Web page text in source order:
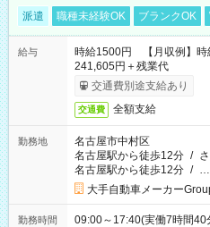
派遣 職種未経験OK ブランクOK
給与
時給1500円 【月収例】時
241,605円＋残業代
交通費別途支給あり
交通費 全額支給
勤務地
名古屋市中村区
名古屋駅から徒歩12分 /
名古屋駅から徒歩12分 / …
大手自動車メーカー
勤務時間
09:00～17:40(実働7時間